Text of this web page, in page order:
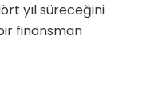
yıl süreceğini
finansman